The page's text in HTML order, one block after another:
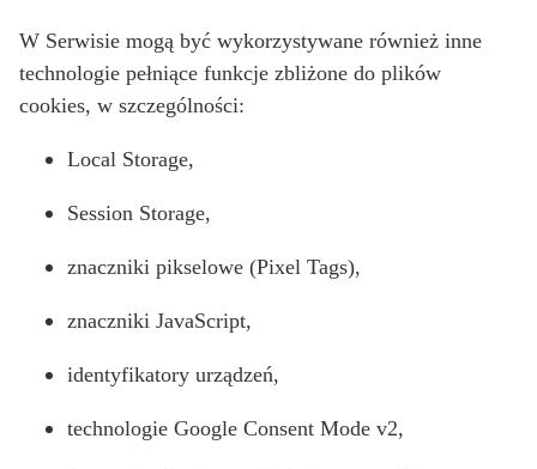
W Serwisie mogą być wykorzystywane również inne
technologie pełniące funkcje zbliżone do plików
cookies, w szczególności:
Local Storage,
Session Storage,
znaczniki pikselowe (Pixel Tags),
znaczniki JavaScript,
identyfikatory urządzeń,
technologie Google Consent Mode v2,